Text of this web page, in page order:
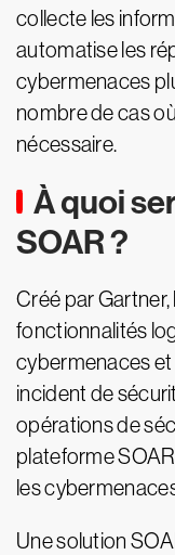
collecte les
automatise les
cybermenaces
nombre de cas
nécessaire.
À quoi
SOAR ?
Créé par
fonctionnalités
cybermenaces et
incident de
opérations de
plateforme
les
Une solution